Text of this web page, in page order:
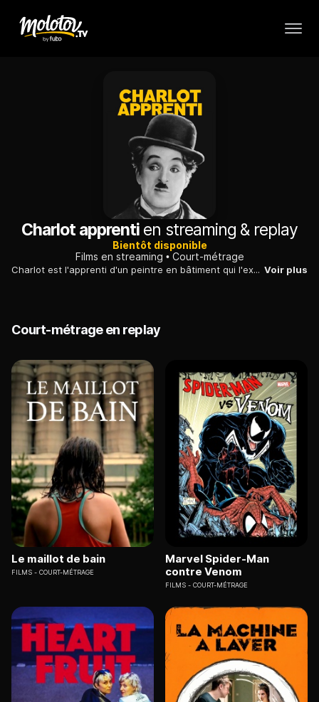
Charlot apprenti en streaming & replay
Bientôt disponible
Films en streaming
Court-métrage
Charlot est l'apprenti d'un peintre en bâtiment qui l'exploite outrageusement. Ils se rendent dans une maison bourgeoise pour refaire les tapisseries... Voir plus
Court-métrage en replay
Le maillot de bain
FILMS COURT-MÉTRAGE
Marvel Spider-Man
contre Venom
FILMS COURT-MÉTRAGE